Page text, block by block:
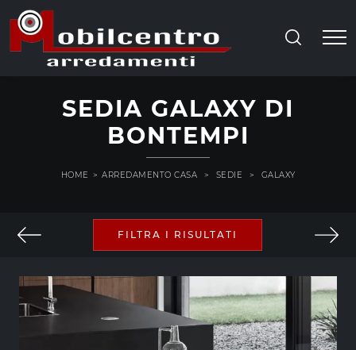
SEDIA GALAXY DI
BONTEMPI
HOME > ARREDAMENTO CASA > SEDIE > GALAXY
FILTRA I RISULTATI